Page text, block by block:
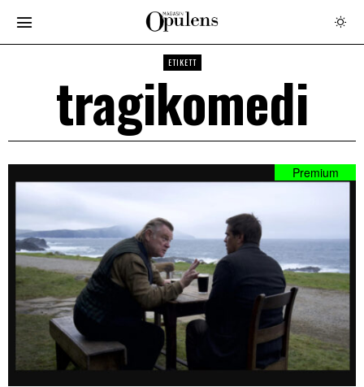
ETIKETT
tragikomedi